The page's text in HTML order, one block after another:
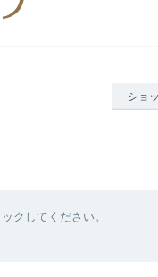
ショ
クしてください。